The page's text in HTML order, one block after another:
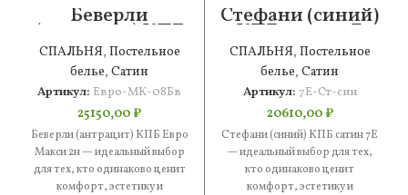
Беверли
(антрацит) КПБ
Евро Макси 2н
СПАЛЬНЯ, Постельное
белье, Сатин
Артикул: Евро-МК-08Бв
25150,00₽
Беверли (антрацит) КПБ Евро
Макси 2н — идеальный выбор
для тех, кто одинаково ценит
комфорт, эстетику и
Стефани (синий)
КПБ сатин 7Е
СПАЛЬНЯ, Постельное
белье, Сатин
Артикул: 7Е-Ст-син
20610,00₽
Стефани (синий) КПБ сатин 7Е
— идеальный выбор для тех,
кто одинаково ценит
комфорт, эстетику и